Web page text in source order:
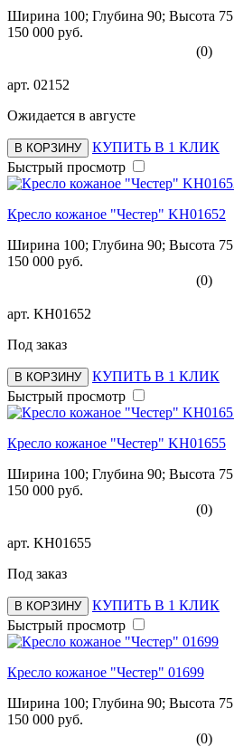
Ширина 100; Глубина 90; Высота 75
150 000 руб.
(0)
арт. 02152
Ожидается в августе
В КОРЗИНУ
КУПИТЬ В 1 КЛИК
Быстрый просмотр
Кресло кожаное "Честер" KH01652
Ширина 100; Глубина 90; Высота 75
150 000 руб.
(0)
арт. KH01652
Под заказ
В КОРЗИНУ
КУПИТЬ В 1 КЛИК
Быстрый просмотр
Кресло кожаное "Честер" KH01655
Ширина 100; Глубина 90; Высота 75
150 000 руб.
(0)
арт. KH01655
Под заказ
В КОРЗИНУ
КУПИТЬ В 1 КЛИК
Быстрый просмотр
Кресло кожаное "Честер" 01699
Ширина 100; Глубина 90; Высота 75
150 000 руб.
(0)